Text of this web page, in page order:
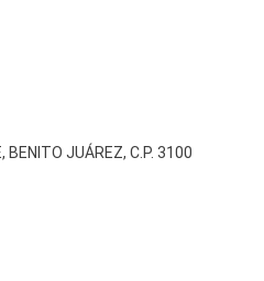
BENITO JUÁREZ, C.P. 3100